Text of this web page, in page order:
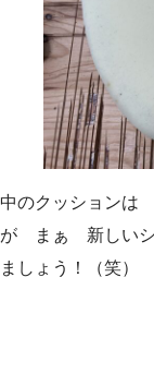
中のクッションは
が まぁ 新しいシ
ましょう！（笑）